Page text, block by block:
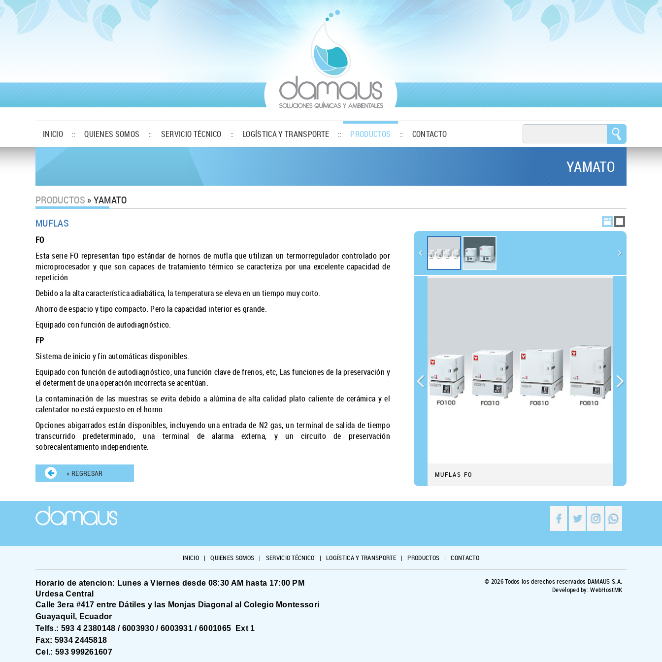
INICIO :: QUIENES SOMOS :: SERVICIO TÉCNICO :: LOGÍSTICA Y TRANSPORTE :: PRODUCTOS :: CONTACTO
YAMATO
PRODUCTOS » YAMATO
MUFLAS
FO
Esta serie FO representan tipo estándar de hornos de mufla que utilizan un termorregulador controlado por
microprocesador y que son capaces de tratamiento térmico se caracteriza por una excelente capacidad de
repetición.
Debido a la alta característica adiabática, la temperatura se eleva en un tiempo muy corto.
Ahorro de espacio y tipo compacto. Pero la capacidad interior es grande.
Equipado con función de autodiagnóstico.
FP
Sistema de inicio y fin automáticas disponibles.
Equipado con función de autodiagnóstico, una función clave de frenos, etc, Las funciones de la preservación y
el determent de una operación incorrecta se acentúan.
La contaminación de las muestras se evita debido a alúmina de alta calidad plato caliente de cerámica y el
calentador no está expuesto en el horno.
Opciones abigarrados están disponibles, incluyendo una entrada de N2 gas, un terminal de salida de tiempo
transcurrido predeterminado, una terminal de alarma externa, y un circuito de preservación
sobrecalentamiento independiente.
« REGRESAR MUFLAS FO
INICIO|QUIENES SOMOS | SERVICIO TÉCNICO | LOGÍSTICA Y TRANSPORTE|PRODUCTOS |CONTACTO
Horario de atencion: Lunes a Viernes desde 08:30 AM hasta 17:00 PM
Urdesa Central
Calle 3era #417 entre Dátiles y las Monjas Diagonal al Colegio Montessori
Guayaquil, Ecuador
Telfs.: 593 4 2380148 / 6003930 / 6003931 / 6001065 Ext 1
Fax: 5934 2445818
Cel.: 593 999261607
© 2026 Todos los derechos reservados DAMAUS S.A.
Developed by: WebHostMK